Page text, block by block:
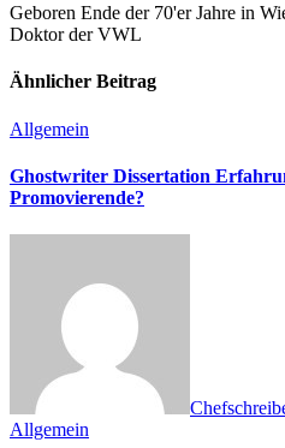
Geboren Ende der 70'er Jahre in
Doktor der VWL
Ähnlicher Beitrag
Allgemein
Ghostwriter Dissertation
Promovierende?
Allgemein